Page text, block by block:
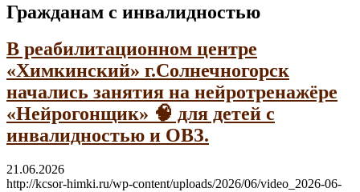
Гражданам с инвалидностью
В реабилитационном центре
«Химкинский» г.Солнечногорск
начались занятия на нейротренажёре
«Нейрогонщик» 🧠 для детей с
инвалидностью и ОВЗ.
21.06.2026
http://kcsor-himki.ru/wp-content/uploads/2026/06/video_2026-06-